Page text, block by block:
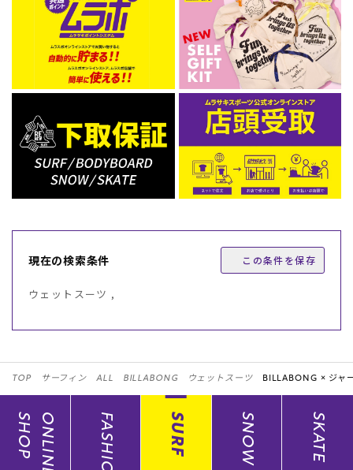
現在の検索条件 この条件を保存
ウェットスーツ ,
TOP サーフィン ALL BILLABONG ウェットスーツ BILLABONG × ジャ
ONLINE
SHOP FASHION SURF SNOW SKATE